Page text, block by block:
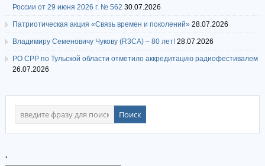
России от 29 июня 2026 г. № 562 30.07.2026
Патриотическая акция «Связь времен и поколений» 28.07.2026
Владимиру Семеновичу Чукову (R3CA) – 80 лет! 28.07.2026
РО СРР по Тульской области отметило аккредитацию радиофестивалем
26.07.2026
.